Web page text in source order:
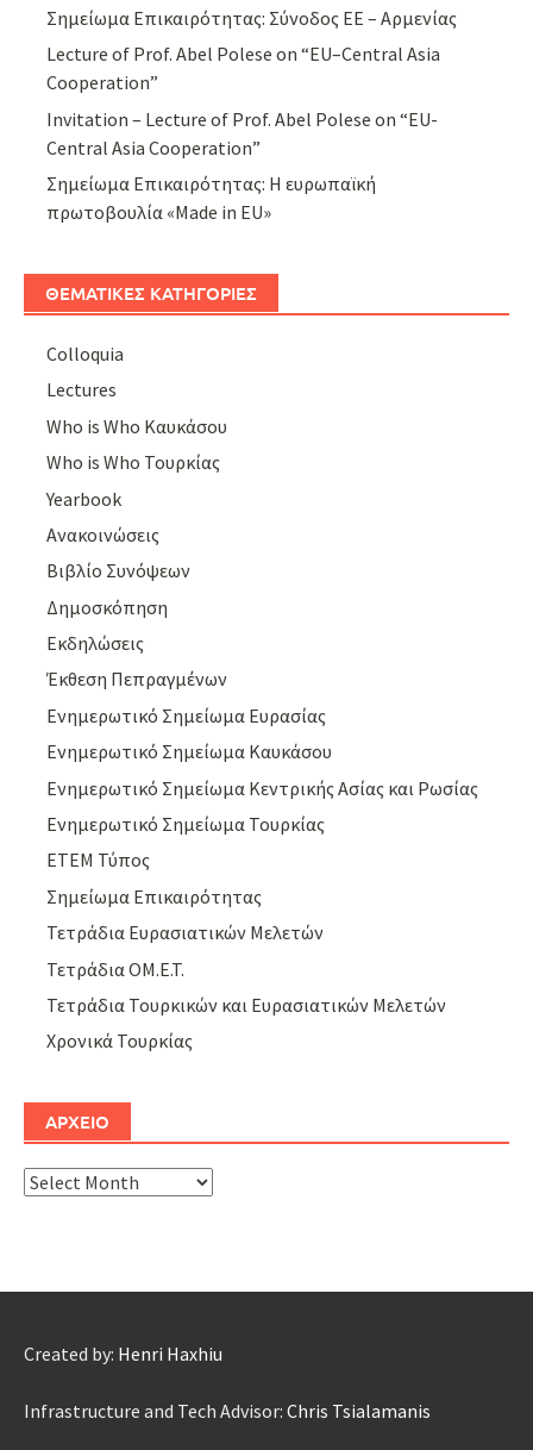
Σημείωμα Επικαιρότητας: Σύνοδος ΕΕ – Αρμενίας
Lecture of Prof. Abel Polese on “EU–Central Asia
Cooperation”
Invitation – Lecture of Prof. Abel Polese on “EU-
Central Asia Cooperation”
Σημείωμα Επικαιρότητας: Η ευρωπαϊκή
πρωτοβουλία «Made in EU»
ΘΕΜΑΤΙΚΕΣ ΚΑΤΗΓΟΡΙΕΣ
Colloquia
Lectures
Who is Who Καυκάσου
Who is Who Τουρκίας
Yearbook
Ανακοινώσεις
Βιβλίο Συνόψεων
Δημοσκόπηση
Εκδηλώσεις
Έκθεση Πεπραγμένων
Ενημερωτικό Σημείωμα Ευρασίας
Ενημερωτικό Σημείωμα Καυκάσου
Ενημερωτικό Σημείωμα Κεντρικής Ασίας και Ρωσίας
Ενημερωτικό Σημείωμα Τουρκίας
ΕΤΕΜ Τύπος
Σημείωμα Επικαιρότητας
Τετράδια Ευρασιατικών Μελετών
Τετράδια ΟΜ.Ε.Τ.
Τετράδια Τουρκικών και Ευρασιατικών Μελετών
Χρονικά Τουρκίας
ΑΡΧΕΙΟ
ΑΡΧΕΙΟ
Created by: Henri Haxhiu
Infrastructure and Tech Advisor: Chris Tsialamanis